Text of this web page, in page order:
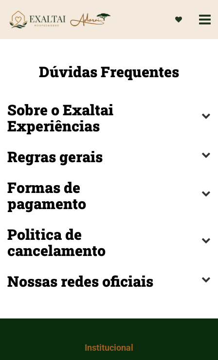
Dúvidas Frequentes
Sobre o Exaltai
Experiências
Regras gerais
Formas de
pagamento
Politica de
cancelamento
Nossas redes oficiais
Institucional